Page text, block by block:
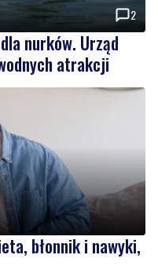
2
nurków. Urząd
atrakcji
błonnik i nawyki,